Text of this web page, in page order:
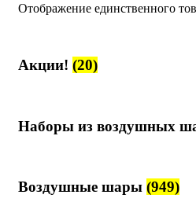
Отображение единственного
Акции! (20)
Наборы из воздушных
Воздушные шары (949)